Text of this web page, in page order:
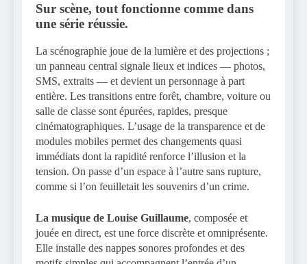
Sur scène, tout fonctionne comme dans
une série réussie.
La scénographie joue de la lumière et des projections ;
un panneau central signale lieux et indices — photos,
SMS, extraits — et devient un personnage à part
entière. Les transitions entre forêt, chambre, voiture ou
salle de classe sont épurées, rapides, presque
cinématographiques. L’usage de la transparence et de
modules mobiles permet des changements quasi
immédiats dont la rapidité renforce l’illusion et la
tension. On passe d’un espace à l’autre sans rupture,
comme si l’on feuilletait les souvenirs d’un crime.
La musique de Louise Guillaume, composée et
jouée en direct, est une force discrète et omniprésente.
Elle installe des nappes sonores profondes et des